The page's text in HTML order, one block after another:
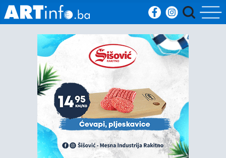
Početna
Vijesti
Sport
Kultura
Crna